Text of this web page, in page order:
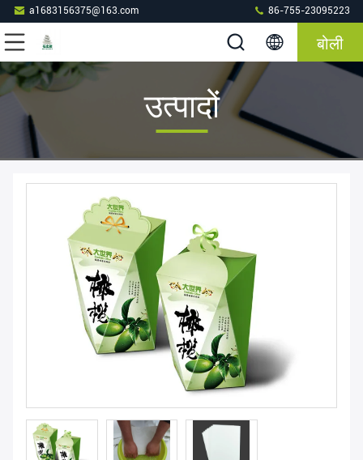
a1683156375@163.com 86-755-23095223
बोली
उत्पादों